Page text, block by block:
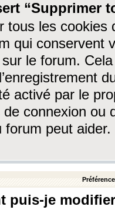
“Supprimer
tous les cookies
qui conservent
le forum.
activé par le
de connexion ou
forum peut aider.
puis-je